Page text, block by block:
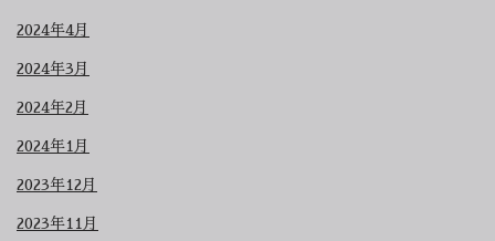
2024年4月
2024年3月
2024年2月
2024年1月
2023年12月
2023年11月